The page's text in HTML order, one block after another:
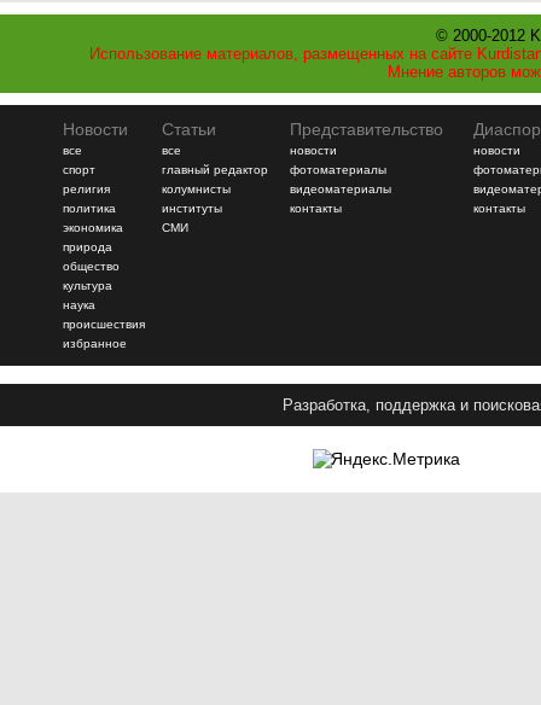
© 2000-2012
Использование материалов, размещенных на сайте
Мнение авторов
Новости
все
спорт
религия
политика
экономика
природа
общество
культура
наука
происшествия
избранное
Статьи
все
главный редактор
колумнисты
институты
СМИ
Представительство
новости
фотоматериалы
видеоматериалы
контакты
новости
контакты
Разработка, поддержка и